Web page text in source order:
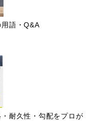
用語・Q&A
耐久性・勾配をプロが